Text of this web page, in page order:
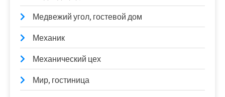
Медвежий угол, гостевой дом
Механик
Механический цех
Мир, гостиница